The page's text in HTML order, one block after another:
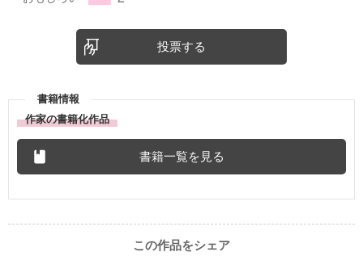
投票する
書籍情報
作家の書籍化作品
書籍一覧を見る
この作品をシェア